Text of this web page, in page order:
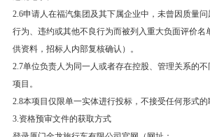
2.6申请人在福汽集团及其下属企业中，未曾因质量
行为、违约或其他不良行为而被列入重大负面评价名
供资料，招标人内部复核确认）。
2.7单位负责人为同一人或者存在控股、管理关系的
项目。
2.8本项目仅限单一实体进行投标，不接受任何形式的
3.资格预审文件的获取方式